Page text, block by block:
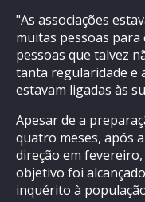
"As associações
muitas pessoas para
pessoas que talvez
tanta regularidade e
estavam ligadas às
Apesar de a
quatro meses, após
direção em
objetivo foi
inquérito à